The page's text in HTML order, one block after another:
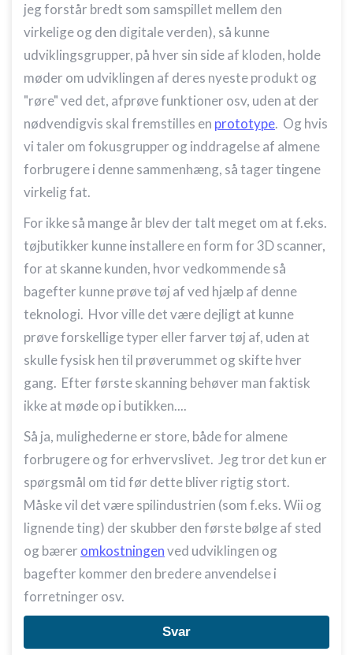
jeg forstår bredt som samspillet mellem den
virkelige og den digitale verden), så kunne
udviklingsgrupper, på hver sin side af kloden, holde
møder om udviklingen af deres nyeste produkt og
"røre" ved det, afprøve funktioner osv, uden at der
nødvendigvis skal fremstilles en prototype. Og hvis
vi taler om fokusgrupper og inddragelse af almene
forbrugere i denne sammenhæng, så tager tingene
virkelig fat.
For ikke så mange år blev der talt meget om at f.eks.
tøjbutikker kunne installere en form for 3D scanner,
for at skanne kunden, hvor vedkommende så
bagefter kunne prøve tøj af ved hjælp af denne
teknologi. Hvor ville det være dejligt at kunne
prøve forskellige typer eller farver tøj af, uden at
skulle fysisk hen til prøverummet og skifte hver
gang. Efter første skanning behøver man faktisk
ikke at møde op i butikken....
Så ja, mulighederne er store, både for almene
forbrugere og for erhvervslivet. Jeg tror det kun er
spørgsmål om tid før dette bliver rigtig stort.
Måske vil det være spilindustrien (som f.eks. Wii og
lignende ting) der skubber den første bølge af sted
og bærer omkostningenved udviklingen og
bagefter kommer den bredere anvendelse i
forretninger osv.
Svar
Oprette profiler til tilpasset annoncering
Bruge profiler til at vælge tilpasset
annoncering
Oprette profiler for at tilpasse indhold
Bruge profiler til at vælge tilpasset indhold
Måle annonceringseffektivitet
Forstå målgrupper gennem statistikker eller
kombinationer af oplysninger fra forskellige
kilder
Udvikle og forbedre tjenester
Bruge begrænsede oplysninger til at vælge
indhold
IAB Special Features:
Bruge præcise geografiske
placeringsoplysninger
Identificere enheder baseret på aktivt
anmodede oplysninger
Ikke-IAB-behandlingsformål:
Nødvendig
Ydeevne
Funktionel
Annoncering / marketing